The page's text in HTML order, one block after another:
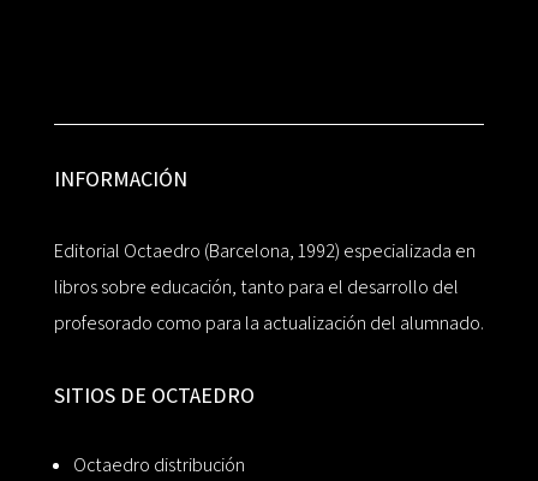
INFORMACIÓN
Editorial Octaedro (Barcelona, 1992) especializada en
libros sobre educación, tanto para el desarrollo del
profesorado como para la actualización del alumnado.
SITIOS DE OCTAEDRO
Octaedro distribución